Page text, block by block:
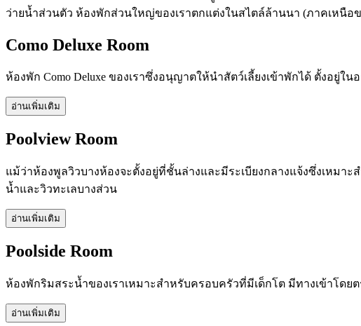
ว่ายน้ำส่วนตัว ห้องพักส่วนใหญ่ของเราตกแต่งในสไตล์ล้านนา (ภาคเหนื
Como Deluxe Room
ห้องพัก Como Deluxe ของเราซึ่งอนุญาตให้นำสัตว์เลี้ยงเข้าพักได้ ตั้งอยู่ใ
อ่านเพิ่มเติม
Poolview Room
แม้ว่าห้องพูลวิวบางห้องจะตั้งอยู่ที่ชั้นล่างและมีระเบียงกลางแจ้งซึ่งเหม
น้ำและวิวทะเลบางส่วน
อ่านเพิ่มเติม
Poolside Room
ห้องพักริมสระน้ำของเราเหมาะสำหรับครอบครัวที่มีเด็กโต มีทางเข้าโด
อ่านเพิ่มเติม